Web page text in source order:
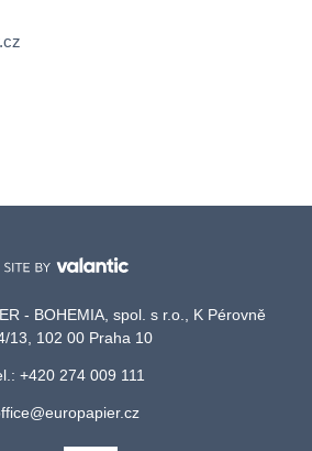
- BOHEMIA, spol. s r.o., K Pérovně
13, 102 00 Praha 10
+420 274 009 111